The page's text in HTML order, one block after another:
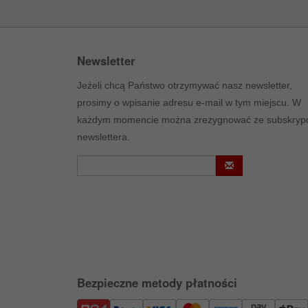
Newsletter
Jeżeli chcą Państwo otrzymywać nasz newsletter,
prosimy o wpisanie adresu e-mail w tym miejscu. W
każdym momencie można zrezygnować ze
newslettera.
Bezpieczne metody płatności